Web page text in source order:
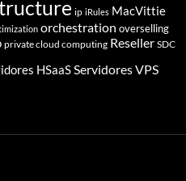
ip iRules MacVittie
orchestration overselling
private cloud computing Reseller SDC
HSaaSServidores VPS